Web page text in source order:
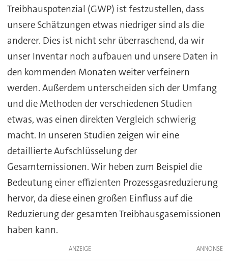
Treibhauspotenzial (GWP) ist festzustellen, dass
unsere Schätzungen etwas niedriger sind als die
anderer. Dies ist nicht sehr überraschend, da wir
unser Inventar noch aufbauen und unsere Daten in
den kommenden Monaten weiter verfeinern
werden. Außerdem unterscheiden sich der Umfang
und die Methoden der verschiedenen Studien
etwas, was einen direkten Vergleich schwierig
macht. In unseren Studien zeigen wir eine
detaillierte Aufschlüsselung der
Gesamtemissionen. Wir heben zum Beispiel die
Bedeutung einer effizienten Prozessgasreduzierung
hervor, da diese einen großen Einfluss auf die
Reduzierung der gesamten Treibhausgasemissionen
haben kann.
ANZEIGE